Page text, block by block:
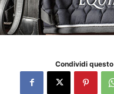
Condividi